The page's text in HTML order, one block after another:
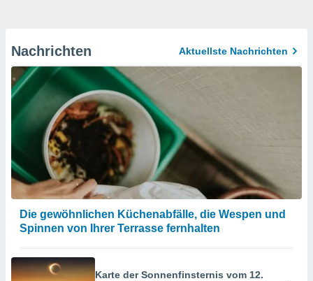
Nachrichten Aktuellste Nachrichten
Die gewöhnlichen Küchenabfälle, die Wespen und
Spinnen von Ihrer Terrasse fernhalten
Karte der Sonnenfinsternis vom 12.